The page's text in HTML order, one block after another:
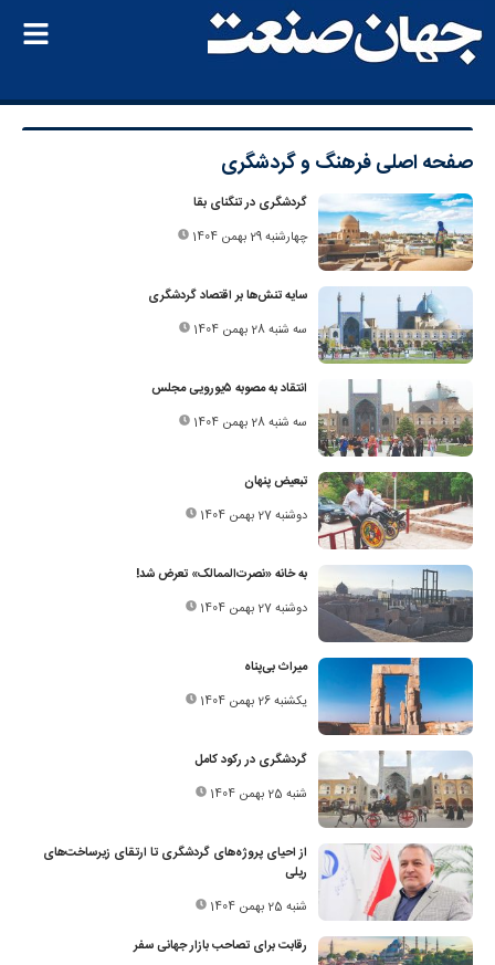
صفحه اصلیفرهنگ و گردشگری
گردشگری در تنگنای بقا
چهارشنبه 29 بهمن 1404
سایه تنش‌ها بر اقتصاد گردشگری
سه شنبه 28 بهمن 1404
انتقاد به مصوبه ۵‌یورویی مجلس
سه شنبه 28 بهمن 1404
تبعیض پنهان
دوشنبه 27 بهمن 1404
به خانه «نصرت‌الممالک» تعرض شد!
دوشنبه 27 بهمن 1404
میراث بی‌پناه
یکشنبه 26 بهمن 1404
گردشگری در رکود کامل
شنبه 25 بهمن 1404
از احیای پروژه‌های گردشگری تا ارتقای زیرساخت‌های
ریلی
شنبه 25 بهمن 1404
رقابت برای تصاحب بازار جهانی سفر